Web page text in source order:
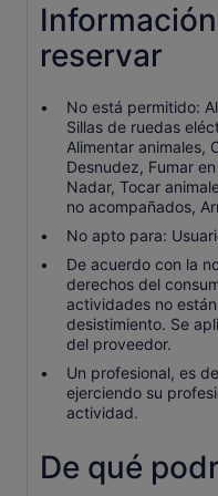
reservar
No está permitido:
Sillas de ruedas
Alimentar animales,
Desnudez, Fumar
Nadar, Tocar
no acompañados,
No apto para:
De acuerdo con la
derechos del
actividades no
desistimiento. Se
del proveedor.
Un profesional, es
ejerciendo su
actividad.
De qué